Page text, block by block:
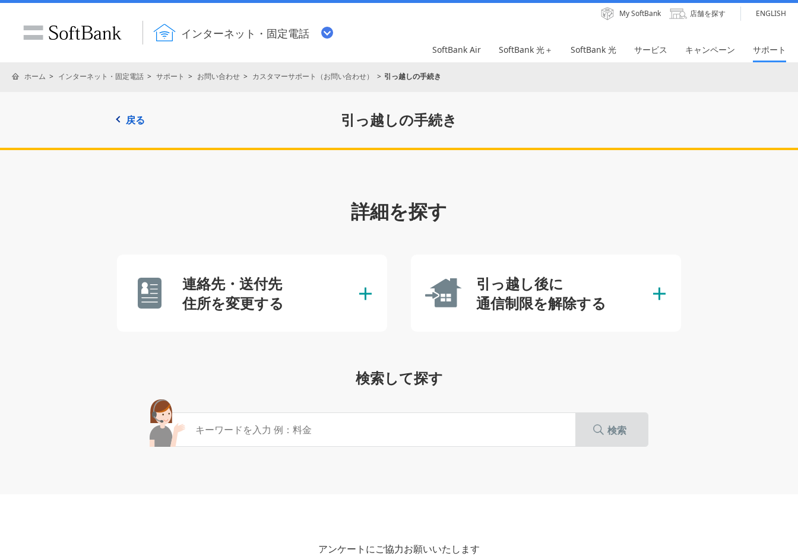
インターネット・固定電話
My SoftBank 店舗を探す ENGLISH
SoftBank Air SoftBank 光＋ SoftBank 光 サービス キャンペーン サポート
ホーム インターネット・固定電話 サポート お問い合わせ カスタマーサポート（お問い合わせ） 引っ越しの手続き
引っ越しの手続き
戻る
詳細を探す
連絡先・送付先
住所を変更する
引っ越し後に
通信制限を解除する
検索して探す
検索
アンケートにご協力お願いいたします